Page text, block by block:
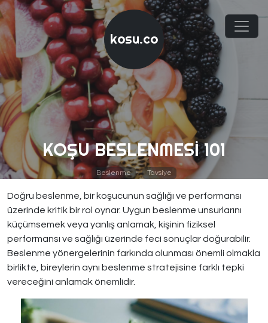
kosu.co
KOŞU BESLENMESI 101
Beslenme Tavsiye
Doğru beslenme, bir koşucunun sağlığı ve performansı
üzerinde kritik bir rol oynar. Uygun beslenme unsurlarını
küçümsemek veya yanlış anlamak, kişinin fiziksel
performansı ve sağlığı üzerinde feci sonuçlar doğurabilir.
Beslenme yönergelerinin farkında olunması önemli olmakla
birlikte, bireylerin aynı beslenme stratejisine farklı tepki
vereceğini anlamak önemlidir.